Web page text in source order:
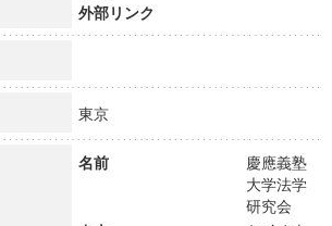
外部リンク
東京
名前
慶應義塾
大学法学
研究会